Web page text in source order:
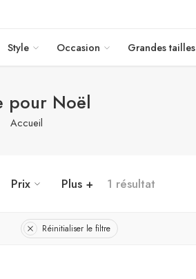
Style Occasion Grandes tailles
pour Noël
Accueil
Prix Plus + 1 résultat
Réinitialiser le filtre